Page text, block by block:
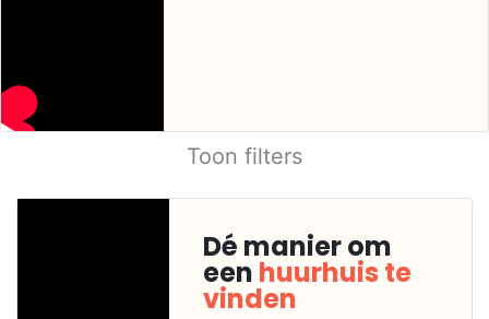
Toon filters
Dé manier om
een huurhuis te
vinden